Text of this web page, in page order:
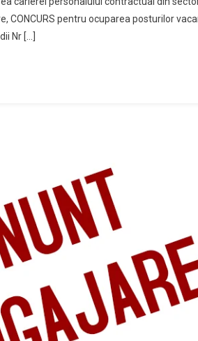
CONCURS pentru ocuparea posturilor
Nr […]